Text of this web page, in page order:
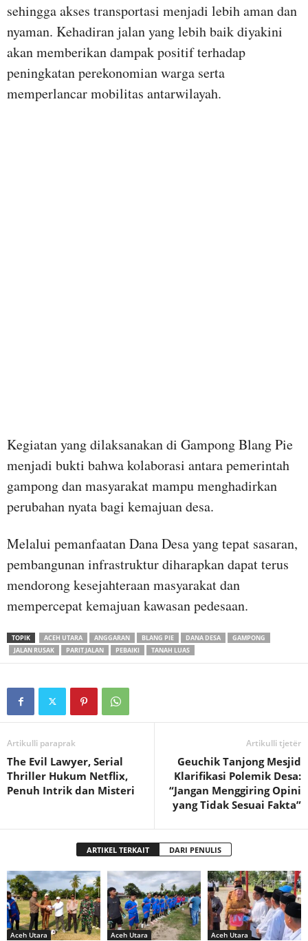
sehingga akses transportasi menjadi lebih aman dan
nyaman. Kehadiran jalan yang lebih baik diyakini
akan memberikan dampak positif terhadap
peningkatan perekonomian warga serta
memperlancar mobilitas antarwilayah.
Kegiatan yang dilaksanakan di Gampong Blang Pie
menjadi bukti bahwa kolaborasi antara pemerintah
gampong dan masyarakat mampu menghadirkan
perubahan nyata bagi kemajuan desa.
Melalui pemanfaatan Dana Desa yang tepat sasaran,
pembangunan infrastruktur diharapkan dapat terus
mendorong kesejahteraan masyarakat dan
mempercepat kemajuan kawasan pedesaan.
TOPIK ACEH UTARA ANGGARAN BLANG PIE DANA DESA
GAMPONG
JALAN RUSAK
PARIT JALAN PEBAIKI TANAH LUAS
Artikulli paraprak
The Evil Lawyer, Serial
Thriller Hukum Netflix,
Penuh Intrik dan Misteri
Artikulli tjetër
Geuchik Tanjong Mesjid
Klarifikasi Polemik Desa:
“Jangan Menggiring Opini
yang Tidak Sesuai Fakta”
ARTIKEL TERKAIT DARI PENULIS
Aceh Utara Aceh Utara Aceh Utara